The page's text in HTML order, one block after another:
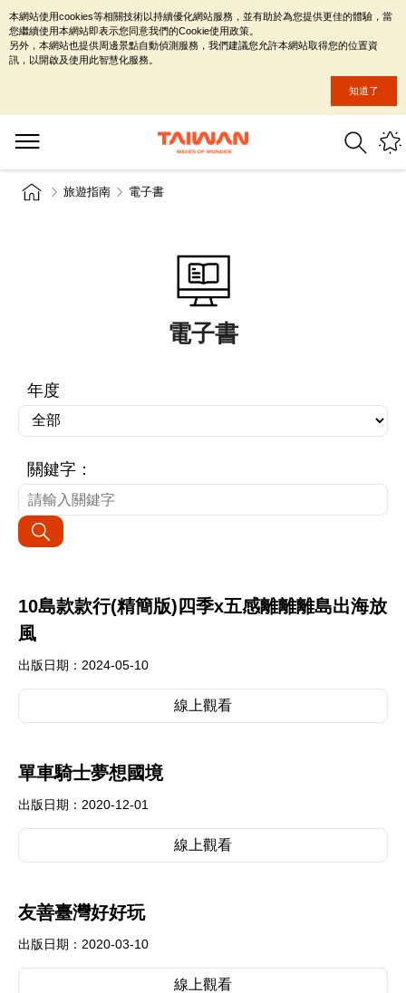
旅遊指南 電子書
電子書
年度
關鍵字：
10島款款行(精簡版)四季x五感離離離島出海放
風
出版日期：2024-05-10
線上觀看
單車騎士夢想國境
出版日期：2020-12-01
線上觀看
友善臺灣好好玩
出版日期：2020-03-10
線上觀看
本網站使用cookies等相關技術以持續優化網站服務，並有助於為您提供更佳的體驗，當
您繼續使用本網站即表示您同意我們的Cookie使用政策。
另外，本網站也提供周邊景點自動偵測服務，我們建議您允許本網站取得您的位置資
訊，以開啟及使用此智慧化服務。
知道了